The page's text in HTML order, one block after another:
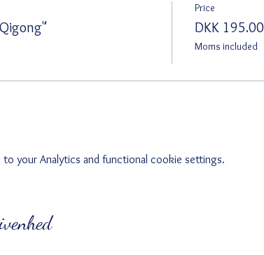
Price
DKK 195.00
Moms included
your Analytics and functional cookie settings.